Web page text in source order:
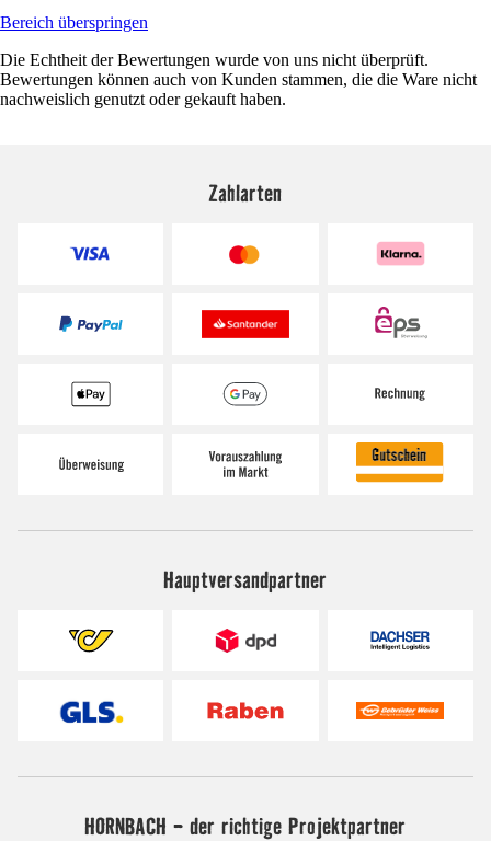
Bereich überspringen
Die Echtheit der Bewertungen wurde von uns nicht überprüft.
Bewertungen können auch von Kunden stammen, die die Ware nicht
nachweislich genutzt oder gekauft haben.
Zahlarten
Hauptversandpartner
HORNBACH - der richtige Projektpartner